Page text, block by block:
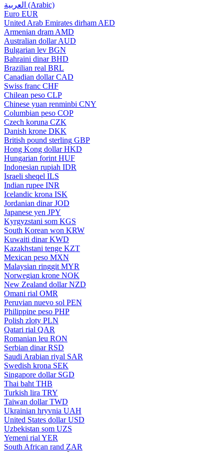
العربية (Arabic)
Euro EUR
United Arab Emirates dirham AED
Armenian dram AMD
Australian dollar AUD
Bulgarian lev BGN
Bahraini dinar BHD
Brazilian real BRL
Canadian dollar CAD
Swiss franc CHF
Chilean peso CLP
Chinese yuan renminbi CNY
Columbian peso COP
Czech koruna CZK
Danish krone DKK
British pound sterling GBP
Hong Kong dollar HKD
Hungarian forint HUF
Indonesian rupiah IDR
Israeli sheqel ILS
Indian rupee INR
Icelandic krona ISK
Jordanian dinar JOD
Japanese yen JPY
Kyrgyzstani som KGS
South Korean won KRW
Kuwaiti dinar KWD
Kazakhstani tenge KZT
Mexican peso MXN
Malaysian ringgit MYR
Norwegian krone NOK
New Zealand dollar NZD
Omani rial OMR
Peruvian nuevo sol PEN
Philippine peso PHP
Polish zloty PLN
Qatari rial QAR
Romanian leu RON
Serbian dinar RSD
Saudi Arabian riyal SAR
Swedish krona SEK
Singapore dollar SGD
Thai baht THB
Turkish lira TRY
Taiwan dollar TWD
Ukrainian hryvnia UAH
United States dollar USD
Uzbekistan som UZS
Yemeni rial YER
South African rand ZAR